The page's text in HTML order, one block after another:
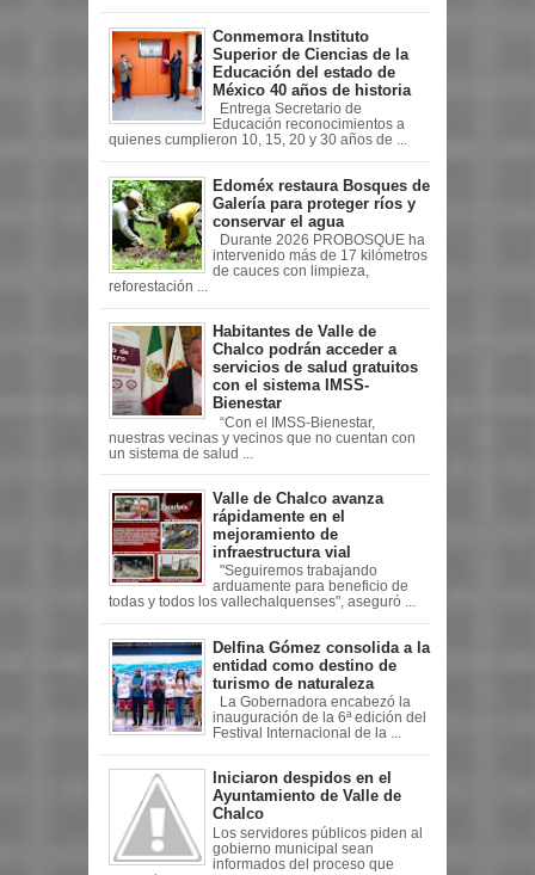
Conmemora Instituto
Superior de Ciencias de la
Educación del estado de
México 40 años de historia
Entrega Secretario de
Educación reconocimientos a
quienes cumplieron 10, 15, 20 y 30 años de ...
Edoméx restaura Bosques de
Galería para proteger ríos y
conservar el agua
Durante 2026 PROBOSQUE ha
intervenido más de 17 kilómetros
de cauces con limpieza,
reforestación ...
Habitantes de Valle de
Chalco podrán acceder a
servicios de salud gratuitos
con el sistema IMSS-
Bienestar
“Con el IMSS-Bienestar,
nuestras vecinas y vecinos que no cuentan con
un sistema de salud ...
Valle de Chalco avanza
rápidamente en el
mejoramiento de
infraestructura vial
"Seguiremos trabajando
arduamente para beneficio de
todas y todos los vallechalquenses", aseguró ...
Delfina Gómez consolida a la
entidad como destino de
turismo de naturaleza
La Gobernadora encabezó la
inauguración de la 6ª edición del
Festival Internacional de la ...
Iniciaron despidos en el
Ayuntamiento de Valle de
Chalco
Los servidores públicos piden al
gobierno municipal sean
informados del proceso que